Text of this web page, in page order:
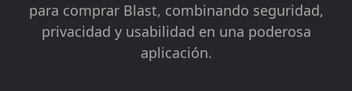
para comprar Blast, combinando seguridad,
privacidad y usabilidad en una poderosa
aplicación.